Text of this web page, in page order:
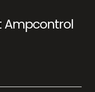
Ampcontrol